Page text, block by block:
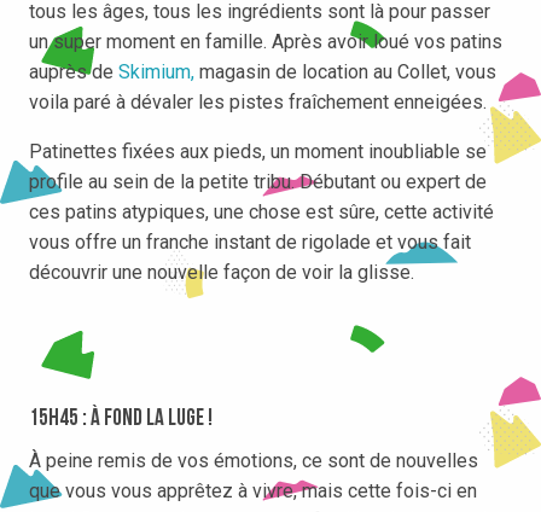
tous les âges, tous les ingrédients sont là pour passer
un super moment en famille. Après avoir loué vos patins
auprès de Skimium, magasin de location au Collet, vous
voila paré à dévaler les pistes fraîchement enneigées.
Patinettes fixées aux pieds, un moment inoubliable se
profile au sein de la petite tribu. Débutant ou expert de
ces patins atypiques, une chose est sûre, cette activité
vous offre un franche instant de rigolade et vous fait
découvrir une nouvelle façon de voir la glisse.
15h45 : à fond la luge !
À peine remis de vos émotions, ce sont de nouvelles
que vous vous apprêtez à vivre, mais cette fois-ci en